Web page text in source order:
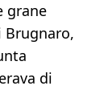
grane
Brugnaro,
di